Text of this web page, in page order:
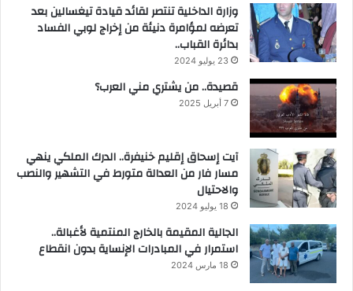
وزارة الداخلية تنتصر لقائد قيادة تيغسالين بعد
تعرضه لمؤامرة دنيئة من إخراج لوبي الفساد
بدائرة القباب..
23 يوليو 2024
قصيدة.. من يشتري مني العرب؟
7 أبريل 2025
آيت إسحاق إقليم خنيفرة.. الدرك الملكي ينهي
مسار فار من العدالة متورط في التشهير والنصب
والاحتيال
18 يوليو 2024
الجالية المقيمة بالخارج المنتمية لأغبالة..
استمرار في المبادرات الإنساية بدون انقطاع
18 مارس 2024